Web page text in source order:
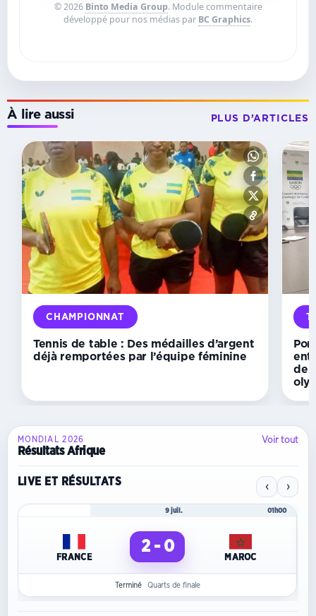
© 2026 Binto Media Group. Module commentaire
développé pour nos médias par BC Graphics.
À lire aussi PLUS D’ARTICLES
CHAMPIONNAT
AFRIQUE
CENTRALE
Le
Gabon
brille
aux
championnats
d’Afrique
centrale
de
tennis
de
Yaoundé
CHAMPIONNAT
Tennis de table : Des médailles d’argent
déjà remportées par l’équipe féminine
de
MONDIAL 2026
Résultats Afrique
Voir tout
LIVE ET RÉSULTATS ‹ ›
9 juil. 01h00
FRANCE
2 - 0
MAROC
Terminé Quarts de finale